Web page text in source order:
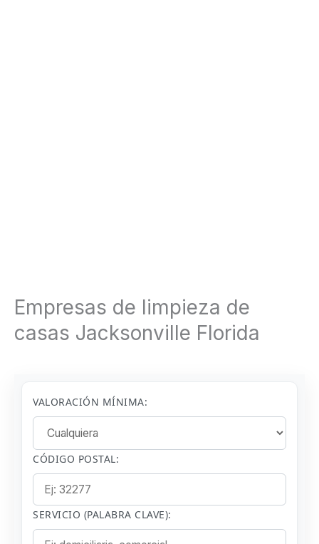
Empresas de limpieza de
casas Jacksonville Florida
VALORACIÓN MÍNIMA:
CÓDIGO POSTAL:
SERVICIO (PALABRA CLAVE):